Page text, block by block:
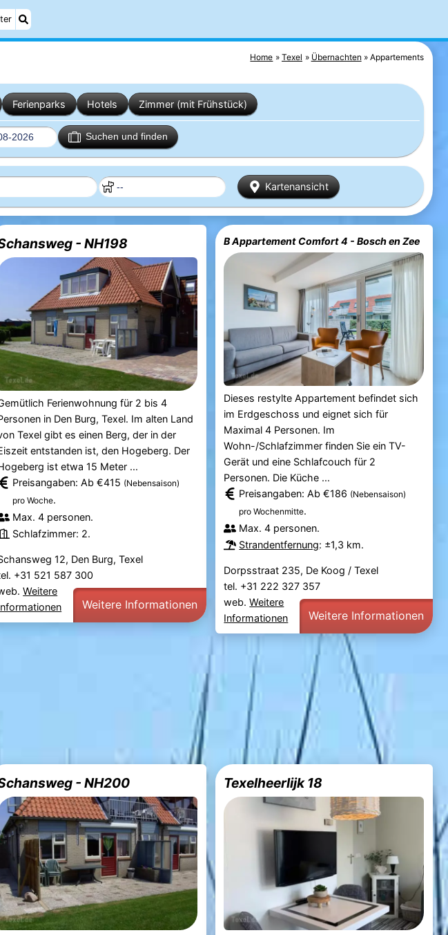
Home Texel Übernachten Appartements
Ferienparks Hotels Zimmer (mit Frühstück)
Suchen und finden
Kartenansicht
- NH198
Ferienwohnung für 2 bis 4
in Den Burg, Texel. Im alten Land
Texel gibt es einen Berg, der in der
entstanden ist, den Hogeberg. Der
ist etwa 15 Meter ...
Preisangaben: Ab €415 (Nebensaison)
pro Woche.
Max. 4 personen.
Schlafzimmer: 2.
12, Den Burg, Texel
+31 521 587 300
Weitere
Weitere Informationen
B Appartement Comfort 4 - Bosch en Zee
Dieses restylte Appartement befindet sich
im Erdgeschoss und eignet sich für
Maximal 4 Personen. Im
Wohn-/Schlafzimmer finden Sie ein TV-
Gerät und eine Schlafcouch für 2
Personen. Die Küche ...
Preisangaben: Ab €186 (Nebensaison)
pro Wochenmitte.
Max. 4 personen.
Strandentfernung: ±1,3 km.
Dorpsstraat 235, De Koog / Texel
tel. +31 222 327 357
web.Weitere
Informationen
Weitere Informationen
- NH200 Texelheerlijk 18